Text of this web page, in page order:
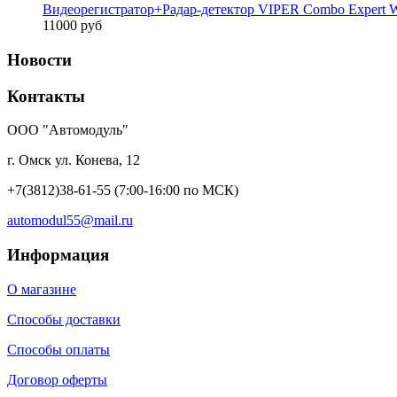
Видеорегистратор+Радар-детектор VIPER Combo Expert
11000 руб
Новости
Контакты
ООО "Автомодуль"
г. Омск ул. Конева, 12
+7(3812)38-61-55 (7:00-16:00 по МСК)
automodul55@mail.ru
Информация
О магазине
Способы доставки
Способы оплаты
Договор оферты